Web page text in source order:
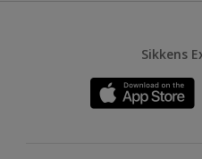
Sikkens